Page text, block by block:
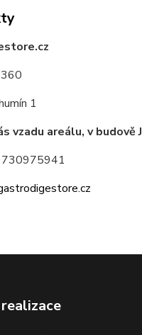
360
1
vzadu areálu, v budově J